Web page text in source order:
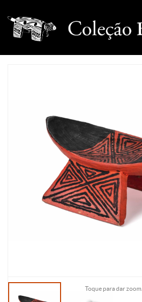
Toque para dar zoom.